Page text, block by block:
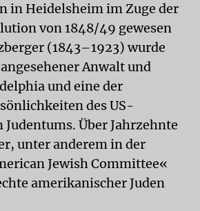
in Heidelsheim im Zuge der
von 1848/49 gewesen
(1843–1923) wurde
Anwalt und
und eine der
des US-
Über Jahrzehnte
unter anderem in der
Jewish Committee«
amerikanischer Juden